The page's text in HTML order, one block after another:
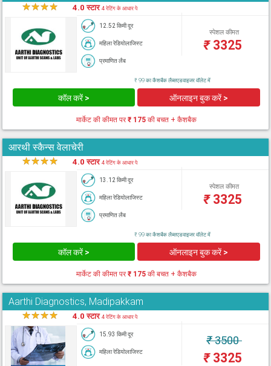
★★★★ 4.0 स्टार4 रेटिंग के आधार पे
12.52 किमी दूर
महिला रेडियोलाजिस्ट
प्रमाणित लैब
स्पेशल कीमत
₹3325
₹ 99 का कैशबैक लैब्सएडवाइजर वॉलेट में
कॉल करें > ऑनलाइन बुक करें >
मार्केट की कीमत पर₹ 175की बचत + कैशबैक
आरथी स्कैन्स वेलाचेरी
★★★★ 4.0 स्टार4 रेटिंग के आधार पे
13.12 किमी दूर
महिला रेडियोलाजिस्ट
प्रमाणित लैब
स्पेशल कीमत
₹3325
₹ 99 का कैशबैक लैब्सएडवाइजर वॉलेट में
कॉल करें > ऑनलाइन बुक करें >
मार्केट की कीमत पर₹ 175की बचत + कैशबैक
Aarthi Diagnostics, Madipakkam
★★★★ 4.0 स्टार4 रेटिंग के आधार पे
15.93 किमी दूर
महिला रेडियोलाजिस्ट
₹3500
₹3325